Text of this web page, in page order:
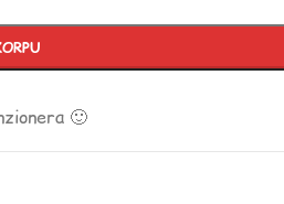
🙂